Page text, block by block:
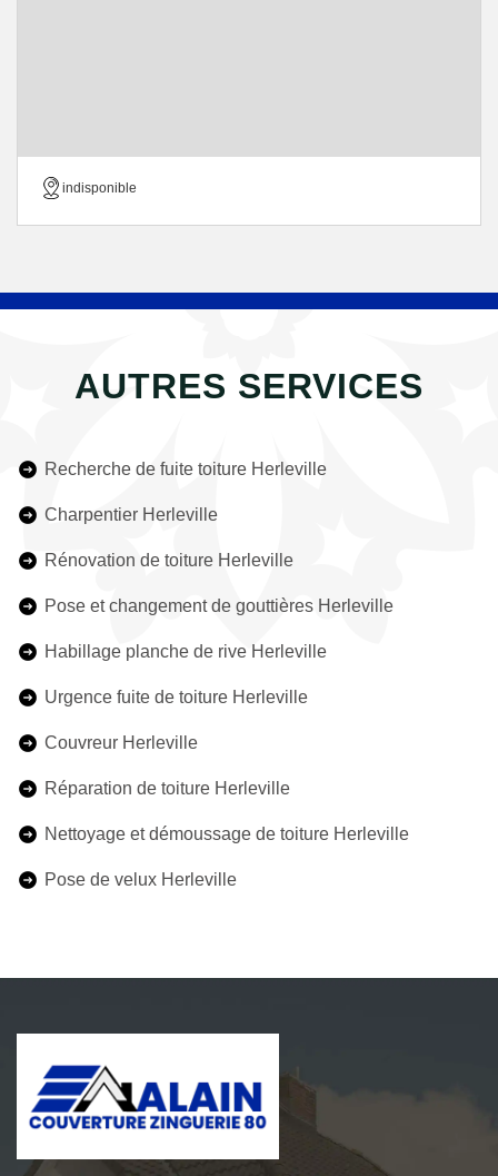
indisponible
AUTRES SERVICES
Recherche de fuite toiture Herleville
Charpentier Herleville
Rénovation de toiture Herleville
Pose et changement de gouttières Herleville
Habillage planche de rive Herleville
Urgence fuite de toiture Herleville
Couvreur Herleville
Réparation de toiture Herleville
Nettoyage et démoussage de toiture Herleville
Pose de velux Herleville